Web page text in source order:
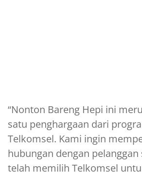
“Nonton Bareng Hepi ini
satu penghargaan dari
Telkomsel. Kami ingin
hubungan dengan pelanggan
telah memilih Telkomsel